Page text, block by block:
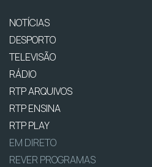
NOTÍCIAS
DESPORTO
TELEVISÃO
RÁDIO
RTP ARQUIVOS
RTP ENSINA
RTP PLAY
EM DIRETO
REVER PROGRAMAS